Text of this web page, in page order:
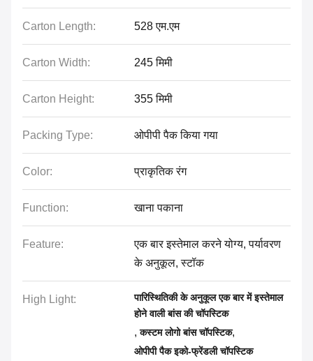
Carton Length: 528 एम.एम
Carton Width: 245 मिमी
Carton Height: 355 मिमी
Packing Type: ओपीपी पैक किया गया
Color: प्राकृतिक रंग
Function: खाना पकाना
Feature:
एक बार इस्तेमाल करने योग्य, पर्यावरण
के अनुकूल, स्टॉक
High Light:
पारिस्थितिकी के अनुकूल एक बार में इस्तेमाल
होने वाली बांस की चॉपस्टिक
,कस्टम लोगो बांस चॉपस्टिक,
ओपीपी पैक इको-फ्रेंडली चॉपस्टिक